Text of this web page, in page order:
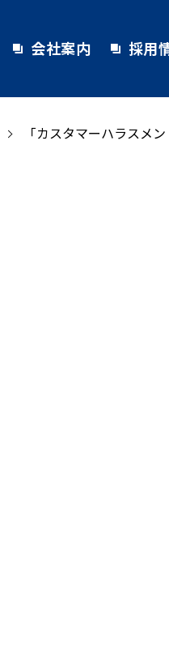
会社案内 採用
「カスタマーハラスメ